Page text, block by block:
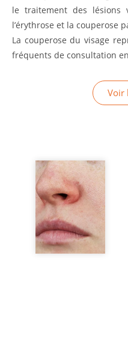
le traitement des lésions
l’érythrose et la couperose
La couperose du visage
fréquents de consultation
Voir